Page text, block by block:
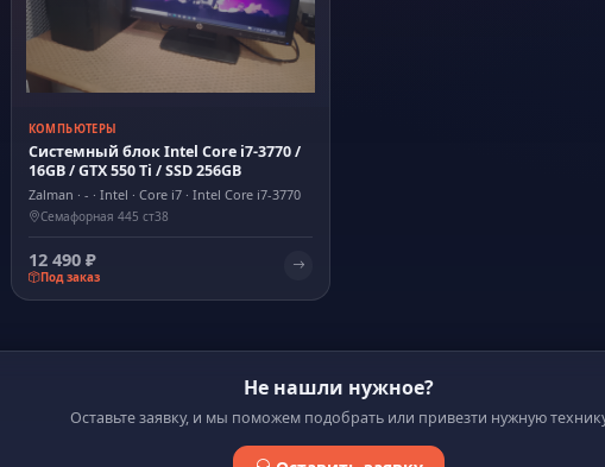
КОМПЬЮТЕРЫ
Системный блок Intel Core i7-3770 /
16GB / GTX 550 Ti / SSD 256GB
Zalman · - · Intel · Core i7 · Intel Core i7-3770
Семафорная 445 ст38
12 490 ₽
Под заказ
Не нашли нужное?
Оставьте заявку, и мы поможем подобрать или привезти нужную